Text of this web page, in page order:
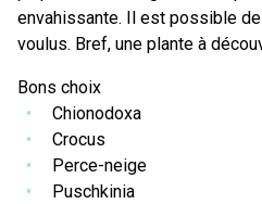
envahissante. Il est possible
voulus. Bref, une plante à
Bons choix
Chionodoxa
Crocus
Perce-neige
Puschkinia